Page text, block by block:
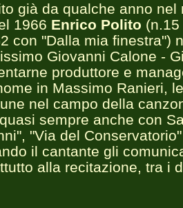
già da qualche anno nel
1966 Enrico Polito
con "Dalla mia finestra")
Giovanni Calone -
produttore e
in Massimo Ranieri,
nel campo della
sempre anche con
"Via del
il cantante gli
alla recitazione, tra i